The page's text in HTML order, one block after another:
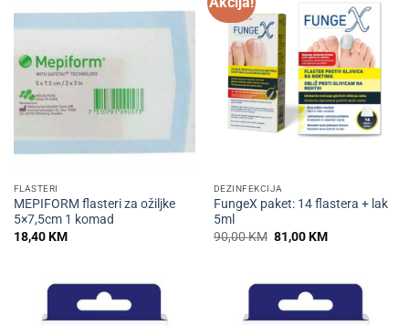
FLASTERI
MEPIFORM flasteri za ožiljke
5×7,5cm 1 komad
18,40KM
DEZINFEKCIJA
FungeX paket: 14 flastera + lak
5ml
90,00KM Izvorna
cijena
90,00 KM.
81,00KMTrenutna